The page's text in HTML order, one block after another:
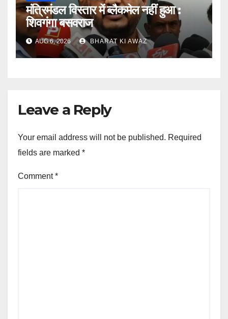
मंत्रिमंडल विस्तार में ब्लैकमेल नहीं हुआ :
शिवगंगा बसवराज
AUG 6, 2026 BHARAT KI AWAZ
Leave a Reply
Your email address will not be published. Required
fields are marked *
Comment*